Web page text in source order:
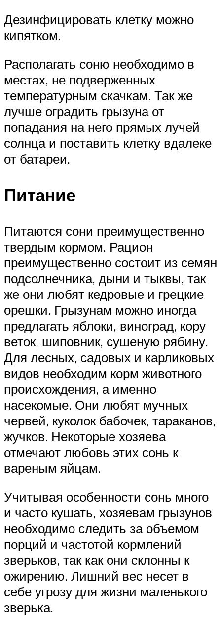
Дезинфицировать клетку можно
кипятком.
Располагать соню необходимо в
местах, не подверженных
температурным скачкам. Так же
лучше оградить грызуна от
попадания на него прямых лучей
солнца и поставить клетку вдалеке
от батареи.
Питание
Питаются сони преимущественно
твердым кормом. Рацион
преимущественно состоит из семян
подсолнечника, дыни и тыквы, так
же они любят кедровые и грецкие
орешки. Грызунам можно иногда
предлагать яблоки, виноград, кору
веток, шиповник, сушеную рябину.
Для лесных, садовых и карликовых
видов необходим корм животного
происхождения, а именно
насекомые. Они любят мучных
червей, куколок бабочек, тараканов,
жучков. Некоторые хозяева
отмечают любовь этих сонь к
вареным яйцам.
Учитывая особенности сонь много
и часто кушать, хозяевам грызунов
необходимо следить за объемом
порций и частотой кормлений
зверьков, так как они склонны к
ожирению. Лишний вес несет в
себе угрозу для жизни маленького
зверька.